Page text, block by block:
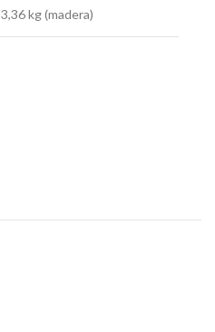
3,36 kg (madera)